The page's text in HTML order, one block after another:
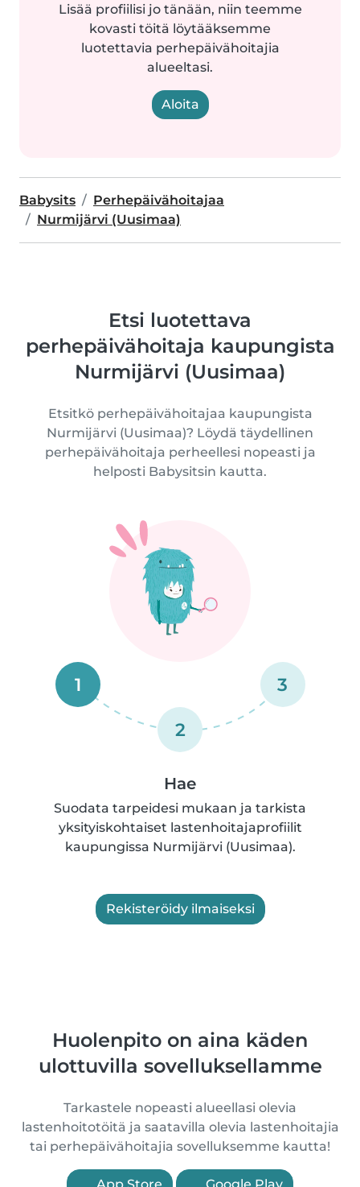
Lisää profiilisi jo tänään, niin teemme
kovasti töitä löytääksemme
luotettavia perhepäivähoitajia
alueeltasi.
Aloita
Babysits
Perhepäivähoitajaa
Nurmijärvi (Uusimaa)
Etsi luotettava
perhepäivähoitaja kaupungista
Nurmijärvi (Uusimaa)
Etsitkö perhepäivähoitajaa kaupungista
Nurmijärvi (Uusimaa)? Löydä täydellinen
perhepäivähoitaja perheellesi nopeasti ja
helposti Babysitsin kautta.
1
2
3
Hae
Suodata tarpeidesi mukaan ja tarkista
yksityiskohtaiset lastenhoitajaprofiilit
kaupungissa Nurmijärvi (Uusimaa).
Rekisteröidy ilmaiseksi
Huolenpito on aina käden
ulottuvilla sovelluksellamme
Tarkastele nopeasti alueellasi olevia
lastenhoitotöitä ja saatavilla olevia lastenhoitajia
tai perhepäivähoitajia sovelluksemme kautta!